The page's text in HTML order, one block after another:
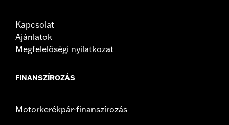
Kapcsolat
Ajánlatok
Megfelelőségi nyilatkozat
FINANSZÍROZÁS
Motorkerékpár-finanszírozás